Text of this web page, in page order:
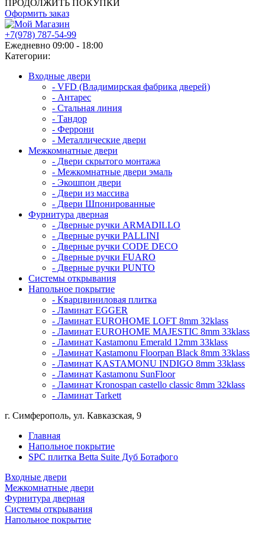
ПРОДОЛЖИТЬ ПОКУПКИ
Оформить заказ
+7(978) 787-54-99
Ежедневно 09:00 - 18:00
Категории:
Входные двери
- VFD (Владимирская фабрика дверей)
- Антарес
- Стальная линия
- Тандор
- Феррони
- Металлические двери
Межкомнатные двери
- Двери скрытого монтажа
- Межкомнатные двери эмаль
- Экошпон двери
- Двери из массива
- Двери Шпонированные
Фурнитура дверная
- Дверные ручки ARMADILLO
- Дверные ручки PALLINI
- Дверные ручки CODE DECO
- Дверные ручки FUARO
- Дверные ручки PUNTO
Системы открывания
Напольное покрытие
- Кварцвиниловая плитка
- Ламинат EGGER
- Ламинат EUROHOME LOFT 8mm 32klass
- Ламинат EUROHOME MAJESTIC 8mm 33klass
- Ламинат Kastamonu Emerald 12mm 33klass
- Ламинат Kastamonu Floorpan Black 8mm 33klass
- Ламинат KASTAMONU INDIGO 8mm 33klass
- Ламинат Kastamonu SunFloor
- Ламинат Kronospan castello classic 8mm 32klass
- Ламинат Tarkett
г. Симферополь, ул. Кавказская, 9
Главная
Напольное покрытие
SPC плитка Betta Suite Дуб Ботафого
Входные двери
Межкомнатные двери
Фурнитура дверная
Системы открывания
Напольное покрытие